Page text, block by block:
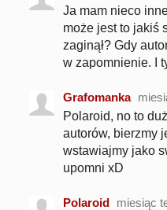
Ja mam nieco
może jest to jakiś
zaginął? Gdy
w zapomnienie. I
Grafomanka
Polaroid, no to
autorów, bierzmy
wstawiajmy jako
upomni xD
Polaroid miesiąc